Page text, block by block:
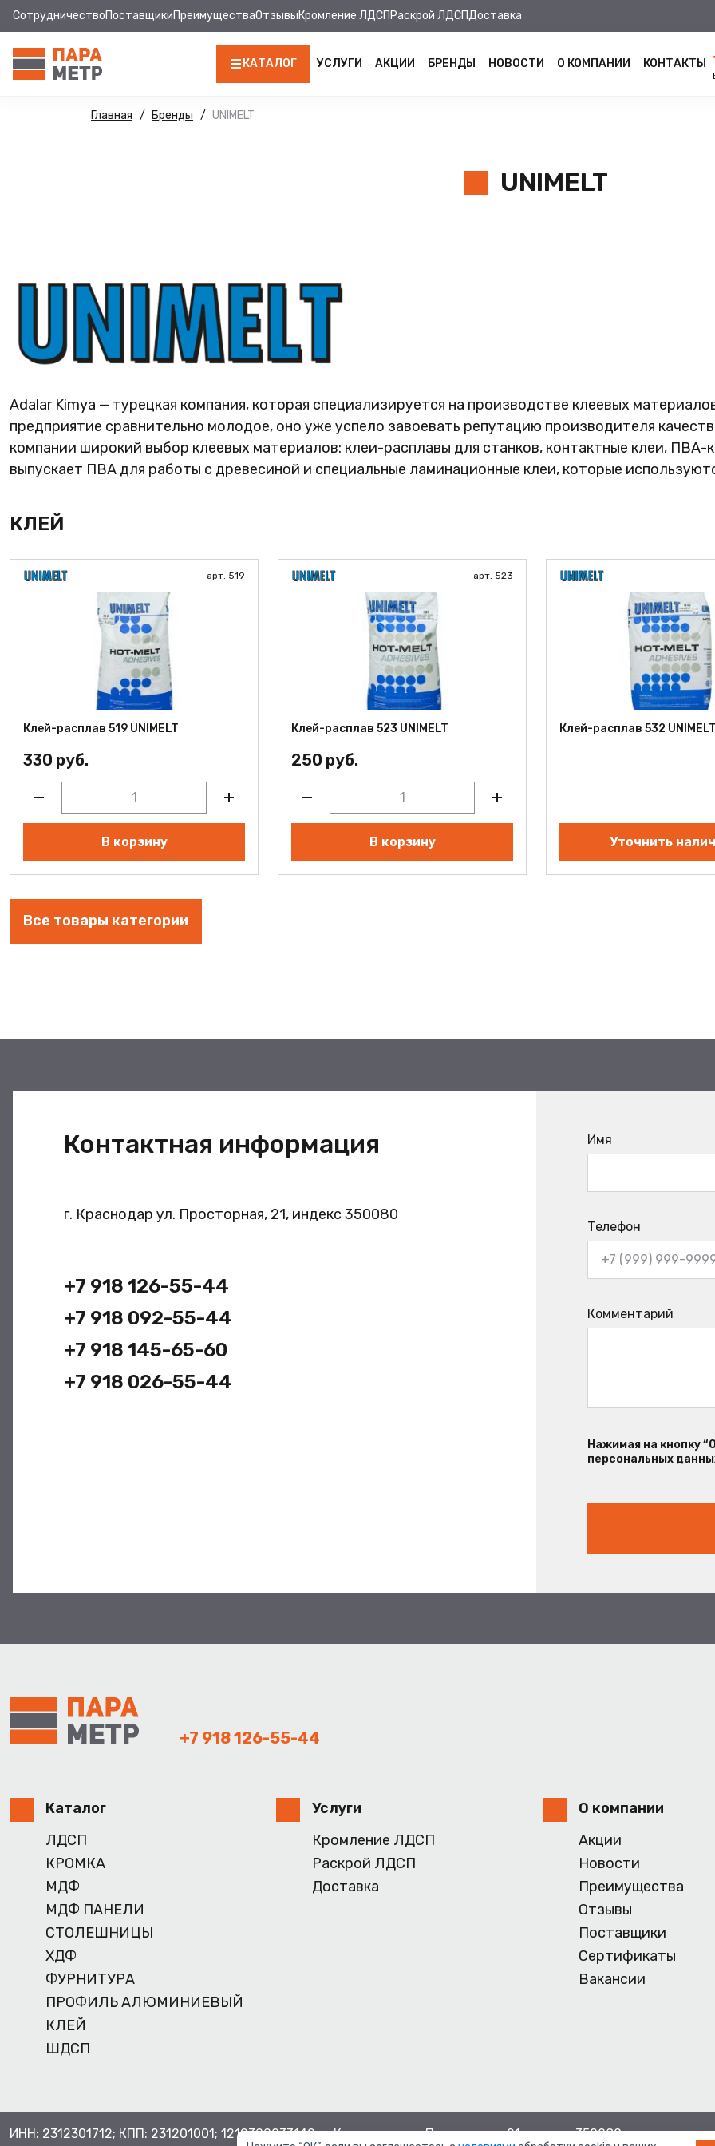
СотрудничествоПоставщикиПреимуществаОтзывыКромление ЛДСП Раскрой ЛДСПДоставка
КАТАЛОГ
ЛДСП
ХДФ
ФУРНИТУРА
ПРОФИЛЬ АЛЮМИНИЕВЫЙ
ШДСП
РАСПРОДАЖА
УСЛУГИ АКЦИИ БРЕНДЫ НОВОСТИ О КОМПАНИИ КОНТАКТЫ
Главная Бренды UNIMELT
UNIMELT
Adalar Kimya — турецкая компания, которая специализируется на производстве клеевых
предприятие сравнительно молодое, оно уже успело завоевать репутацию производителя
компании широкий выбор клеевых материалов: клеи-расплавы для станков, контактные клеи, ПВА-
выпускает ПВА для работы с древесиной и специальные ламинационные клеи, которые
КЛЕЙ
арт. 519
Клей-расплав 519 UNIMELT
330 руб.
В корзину
арт. 523
Клей-расплав 523 UNIMELT
250 руб.
В корзину
Клей-расплав 532 UNIMELT
Уточнить
Все товары категории
Контактная информация
г. Краснодар ул. Просторная, 21, индекс 350080
+7 918 126-55-44
+7 918 092-55-44
+7 918 145-65-60
+7 918 026-55-44
Имя
Телефон
Комментарий
Нажимая на кнопку
персональных
+7 918 126-55-44
Каталог
ЛДСП
КРОМКА
МДФ
МДФ ПАНЕЛИ
СТОЛЕШНИЦЫ
ХДФ
ФУРНИТУРА
ПРОФИЛЬ АЛЮМИНИЕВЫЙ
КЛЕЙ
ШДСП
Услуги
Кромление ЛДСП
Раскрой ЛДСП
Доставка
О компании
Акции
Новости
Преимущества
Отзывы
Поставщики
Сертификаты
Вакансии
ИНН: 2312301712; КПП: 231201001; 1212300033142, г. Краснодар ул. Просторная, 21, индекс 350080